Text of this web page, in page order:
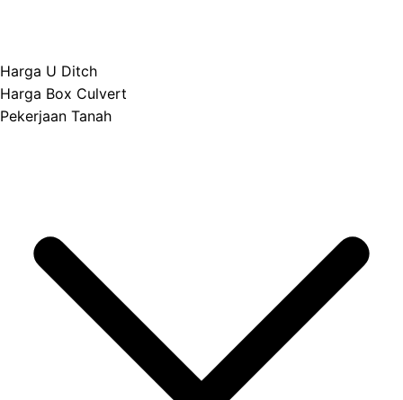
Harga U Ditch
Harga Box Culvert
Pekerjaan Tanah